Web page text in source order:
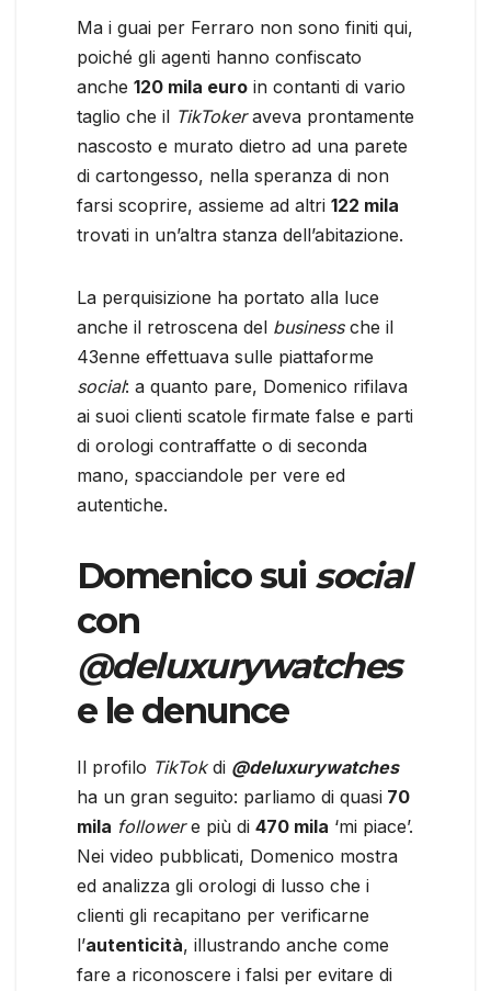
Ma i guai per Ferraro non sono finiti qui,
poiché gli agenti hanno confiscato
anche 120 mila euro in contanti di vario
taglio che il TikTokeraveva prontamente
nascosto e murato dietro ad una parete
di cartongesso, nella speranza di non
farsi scoprire, assieme ad altri 122 mila
trovati in un’altra stanza dell’abitazione.
La perquisizione ha portato alla luce
anche il retroscena del businessche il
43enne effettuava sulle piattaforme
social: a quanto pare, Domenico rifilava
ai suoi clienti scatole firmate false e parti
di orologi contraffatte o di seconda
mano, spacciandole per vere ed
autentiche.
Domenico sui social
con
@deluxurywatches
e le denunce
Il profilo TikTokdi @deluxurywatches
ha un gran seguito: parliamo di quasi 70
mila followere più di 470 mila ‘mi piace’.
Nei video pubblicati, Domenico mostra
ed analizza gli orologi di lusso che i
clienti gli recapitano per verificarne
l’autenticità, illustrando anche come
fare a riconoscere i falsi per evitare di